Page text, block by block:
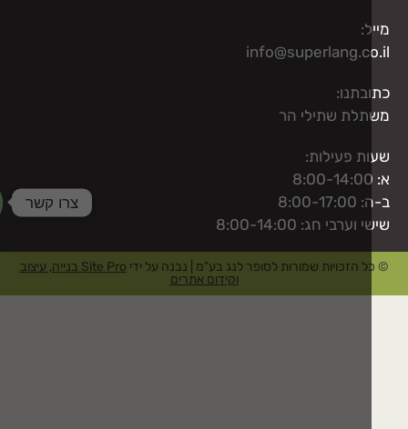
שתילי הר
פעילות:
חג: 8:00-14:00
הזכויות שמורות לסופר לנג בע"מ | נבנה על ידי
Site Pro בנייה, עיצוב
וקידום אתרים
צרו קשר